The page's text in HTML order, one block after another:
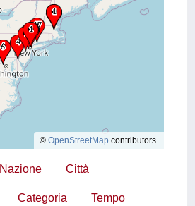
© OpenStreetMap contributors.
Nazione Città
Categoria Tempo